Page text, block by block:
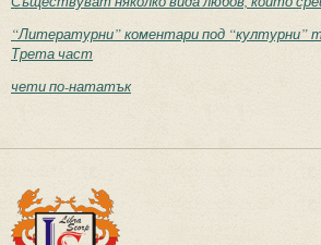
“Литературни” коментари под “културни”
Трета част
чети по-нататък